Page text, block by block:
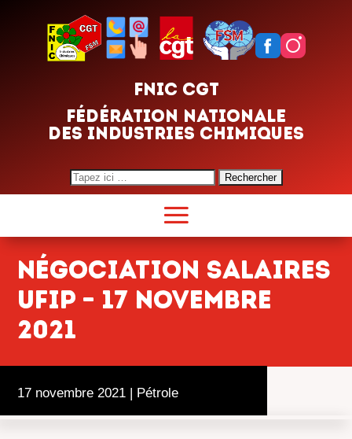
FNIC CGT
FÉDÉRATION NATIONALE
DES INDUSTRIES CHIMIQUES
Search
for:
Négociation salaires
UFIP – 17 novembre
2021
17 novembre 2021 | Pétrole